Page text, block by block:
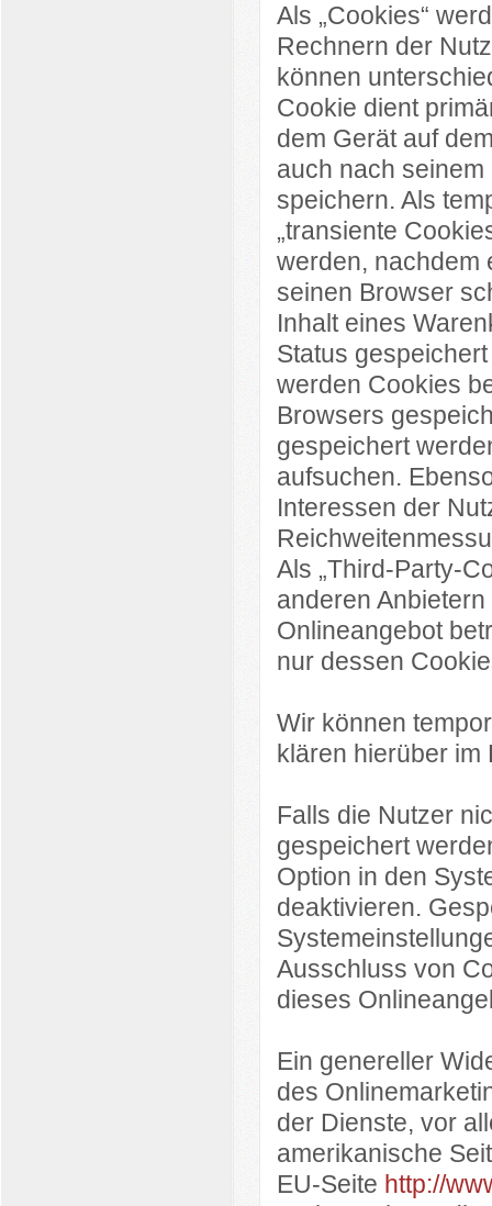
Als „Cookies“
Rechnern der
können
Cookie dient
dem Gerät auf
auch nach
speichern. Als
„transiente
werden, nachdem
seinen Browser
Inhalt eines
Status gespeichert
werden Cookies
Browsers
gespeichert
aufsuchen.
Interessen der
Als „Third-Party-
anderen
Onlineangebot
nur dessen
Wir können
klären hierüber
Falls die Nutzer
gespeichert
Option in den
deaktivieren.
Ausschluss von
dieses
Ein genereller
des
der Dienste, vor
amerikanische
EU-Seite http://